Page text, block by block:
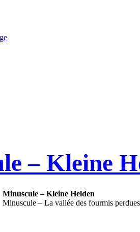
– Kleine
Minuscule – Kleine Helden
Minuscule – La vallée des fourmis perdues